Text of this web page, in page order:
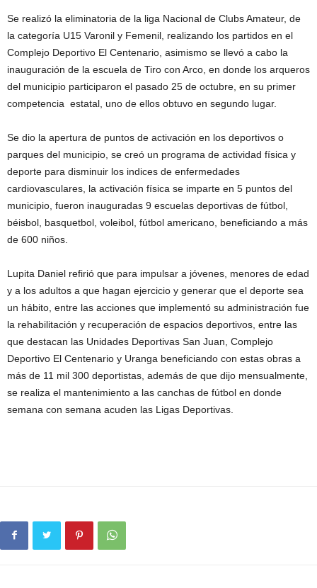
Se realizó la eliminatoria de la liga Nacional de Clubs Amateur, de
la categoría U15 Varonil y Femenil, realizando los partidos en el
Complejo Deportivo El Centenario, asimismo se llevó a cabo la
inauguración de la escuela de Tiro con Arco, en donde los arqueros
del municipio participaron el pasado 25 de octubre, en su primer
competencia estatal, uno de ellos obtuvo en segundo lugar.
Se dio la apertura de puntos de activación en los deportivos o
parques del municipio, se creó un programa de actividad física y
deporte para disminuir los indices de enfermedades
cardiovasculares, la activación física se imparte en 5 puntos del
municipio, fueron inauguradas 9 escuelas deportivas de fútbol,
béisbol, basquetbol, voleibol, fútbol americano, beneficiando a más
de 600 niños.
Lupita Daniel refirió que para impulsar a jóvenes, menores de edad
y a los adultos a que hagan ejercicio y generar que el deporte sea
un hábito, entre las acciones que implementó su administración fue
la rehabilitación y recuperación de espacios deportivos, entre las
que destacan las Unidades Deportivas San Juan, Complejo
Deportivo El Centenario y Uranga beneficiando con estas obras a
más de 11 mil 300 deportistas, además de que dijo mensualmente,
se realiza el mantenimiento a las canchas de fútbol en donde
semana con semana acuden las Ligas Deportivas.